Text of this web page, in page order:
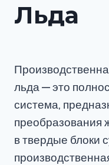
Льда
льда — это
система,
преобразования
в твердые блоки